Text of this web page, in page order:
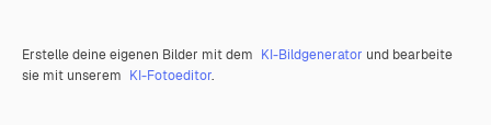
Erstelle deine eigenen Bilder mit dem KI-Bildgenerator und bearbeite
sie mit unserem KI-Fotoeditor.